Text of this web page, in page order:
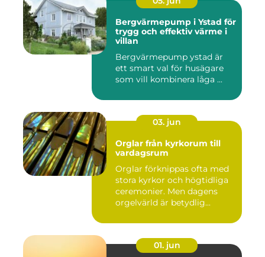
Bergvärmepump i Ystad för
trygg och effektiv värme i
villan
Bergvärmepump ystad är
ett smart val för husägare
som vill kombinera låga ...
03. jun
Orglar från kyrkorum till
vardagsrum
Orglar förknippas ofta med
stora kyrkor och högtidliga
ceremonier. Men dagens
orgelvärld är betydlig...
01. jun